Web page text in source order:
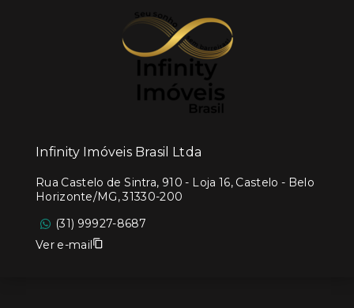
Infinity Imóveis Brasil Ltda
Rua Castelo de Sintra, 910 - Loja 16, Castelo - Belo
Horizonte/MG, 31330-200
(31) 99927-8687
Ver e-mail